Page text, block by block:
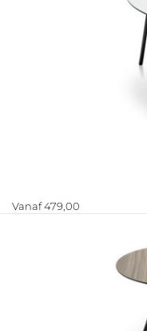
Vanaf 479,00